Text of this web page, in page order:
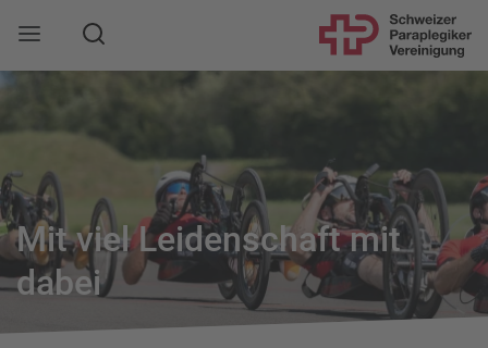
Mobile Navigation öffnen
Suche
Mit viel Leidenschaft mit
dabei